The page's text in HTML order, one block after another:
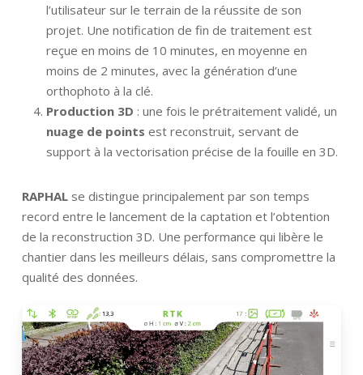
l’utilisateur sur le terrain de la réussite de son
projet. Une notification de fin de traitement est
reçue en moins de 10 minutes, en moyenne en
moins de 2 minutes, avec la génération d’une
orthophoto à la clé.
Production 3D : une fois le prétraitement validé, un
nuage de points est reconstruit, servant de
support à la vectorisation précise de la fouille en 3D.
RAPHALse distingue principalement par son temps
record entre le lancement de la captation et l’obtention
de la reconstruction 3D. Une performance qui libère le
chantier dans les meilleurs délais, sans compromettre la
qualité des données.